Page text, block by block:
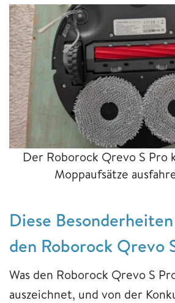
Der Roborock Qrevo S Pro
Moppaufsätze
Diese
den Roborock Qrevo
Was den Roborock Qrevo S
auszeichnet, und von der